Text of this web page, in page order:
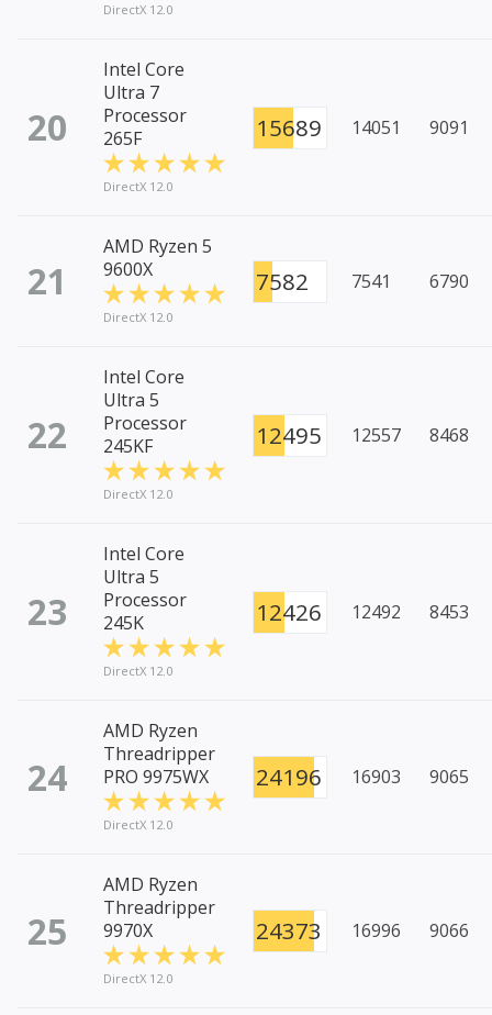
DirectX 12.0
20
Intel Core
Ultra 7
Processor
265F
DirectX 12.0
15689 14051 9091
21
AMD Ryzen 5
9600X
DirectX 12.0
7582 7541 6790
22
Intel Core
Ultra 5
Processor
245KF
DirectX 12.0
12495 12557 8468
23
Intel Core
Ultra 5
Processor
245K
DirectX 12.0
12426 12492 8453
24
AMD Ryzen
Threadripper
PRO 9975WX
DirectX 12.0
24196 16903 9065
25
AMD Ryzen
Threadripper
9970X
DirectX 12.0
24373 16996 9066